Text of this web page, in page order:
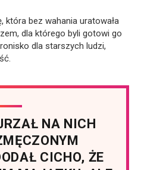
która bez wahania uratowała
dla którego byli gotowi go
dla starszych ludzi,
NA NICH
CICHO, ŻE